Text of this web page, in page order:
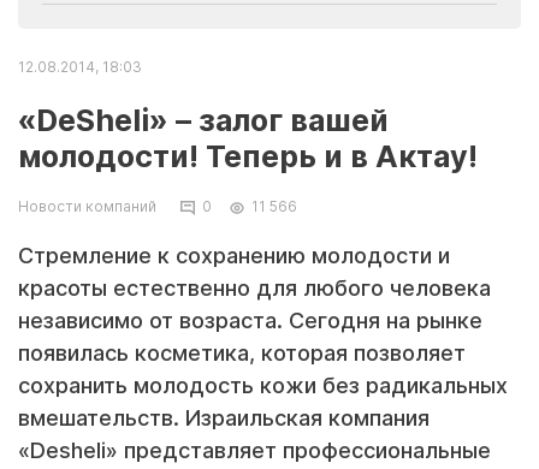
12.08.2014, 18:03
«DeSheli» – залог вашей
молодости! Теперь и в Актау!
Новости компаний 0 11 566
Стремление к сохранению молодости и
красоты естественно для любого человека
независимо от возраста. Сегодня на рынке
появилась косметика, которая позволяет
сохранить молодость кожи без радикальных
вмешательств. Израильская компания
«Desheli» представляет профессиональные